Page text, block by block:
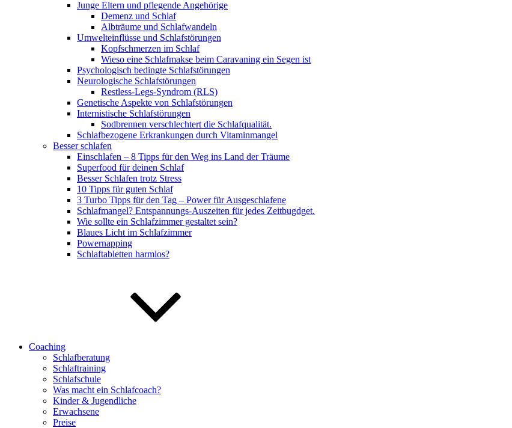
Junge Eltern und pflegende Angehörige
Demenz und Schlaf
Albträume und Schlafwandeln
Umwelteinflüsse und Schlafstörungen
Kopfschmerzen im Schlaf
Wieso eine Schlafmakse beim Caravaning ein Segen ist
Psychologisch bedingte Schlafstörungen
Neurologische Schlafstörungen
Restless-Legs-Syndrom (RLS)
Genetische Aspekte von Schlafstörungen
Internistische Schlafstörungen
Sodbrennen verschlechtert die Schlafqualität.
Schlafbezogene Erkrankungen durch Vitaminmangel
Besser schlafen
Einschlafen – 8 Tipps für den Weg ins Land der Träume
Superfood für deinen Schlaf
Besser Schlafen trotz Stress
10 Tipps für guten Schlaf
3 Turbo Tipps für den Tag – Power für Ausgeschlafene
Schlafmangel? Entspannungs-Auszeiten für jedes Zeitbugdget.
Wie sollte ein Schlafzimmer gestaltet sein?
Blaues Licht im Schlafzimmer
Powernapping
Schlaftabletten harmlos?
Coaching
Schlafberatung
Schlaftraining
Schlafschule
Was macht ein Schlafcoach?
Kinder & Jugendliche
Erwachsene
Preise